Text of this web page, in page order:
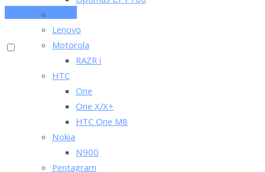
PRENUMERUOK
Asus
Lenovo
Motorola
RAZR i
HTC
One
One X/X+
HTC One M8
Nokia
N900